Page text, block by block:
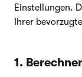
Einstellungen.
Ihrer
1.